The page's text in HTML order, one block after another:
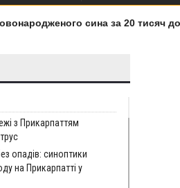
сина за 20 тисяч
з Прикарпаттям
опадів: синоптики
на Прикарпатті у